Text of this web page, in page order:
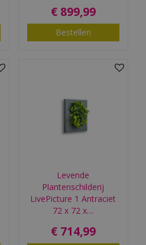
€ 899,99
Bestellen
Levende
Plantenschilderij
LivePicture 1 Antraciet
72 x 72 x…
€ 714,99